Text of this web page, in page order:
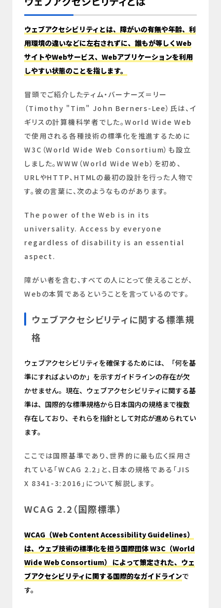
ウェブアクセシビリティとは、障がいの有無や年齢、利
用環境の違いなどに左右されずに、誰もが等しくWeb
サイトやWebサービス、Webアプリケーションを利用
しやすい状態のことを指します。
冒頭でご紹介したティム・バーナーズ＝リー
（Timothy "Tim" John Berners-Lee）氏は、イ
ギリスの計算機科学者でした。World Wide Web
で使用される各種技術の標準化を推進するために
W3C（World Wide Web Consortium）も設立
しました。WWW（World Wide Web）を初め、
URLやHTTP、HTMLの最初の設計を行った人物で
す。彼の言葉に、次のようなものがあります。
The power of the Web is in its
universality. Access by everyone
regardless of disability is an essential
aspect.
障がい者を含む、すべての人にとって使えることが、
Webの本質であるということを言っているのです。
ウェブアクセシビリティに関する標準規
格
ウェブアクセシビリティを確保するためには、「何を基
準にすればよいのか」を示すガイドラインの存在が欠
かせません。現在、ウェブアクセシビリティに関する基
準は、国際的な標準規格から日本国内の規格まで複数
存在しており、それらを指針として対応が進められてい
ます。
ここでは国際基準であり、世界的に最も広く採用さ
れている「WCAG 2.2」と、日本の規格である「JIS
X 8341-3:2016」について解説します。
WCAG 2.2（国際標準）
WCAG（Web Content Accessibility Guidelines）
は、ウェブ技術の標準化を担う国際団体 W3C（World
Wide Web Consortium） によって策定された、ウェ
ブアクセシビリティに関する国際的なガイドラインで
す。